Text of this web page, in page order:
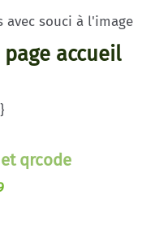
souci à l'image
accueil
qrcode